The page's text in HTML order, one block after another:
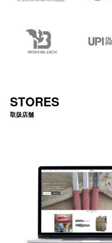
STORES
取扱店舗